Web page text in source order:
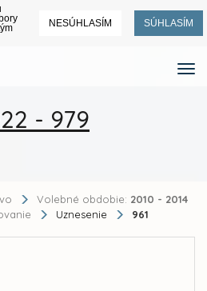
NESÚHLASÍM SÚHLASÍM
- 979
Volebné obdobie: 2010 - 2014
Uznesenie 961